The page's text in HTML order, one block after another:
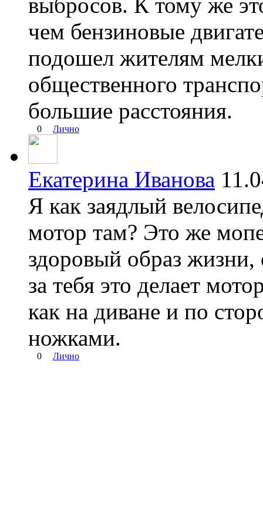
чем бензиновые
подошел жителям
общественного
большие расстояния.
0 Лично
Екатерина Иванова
Я как заядлый
мотор там? Это же
здоровый образ
за тебя это делает
как на диване и по
ножками.
0 Лично